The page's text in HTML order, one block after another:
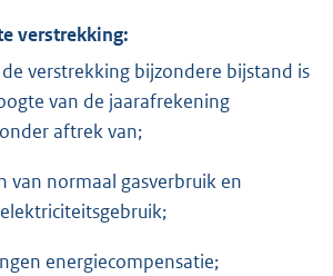
verstrekking:
verstrekking bijzondere bijstand is
van de jaarafrekening
aftrek van;
van normaal gasverbruik en
energiecompensatie;